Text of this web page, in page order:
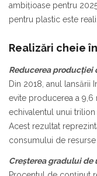
ambițioase pentru
pentru plastic este
Realizări cheie
Reducerea producției
Din 2018, anul lansării
evite producerea a 9,6
echivalentul unui
Acest rezultat
consumului de
Creșterea gradului